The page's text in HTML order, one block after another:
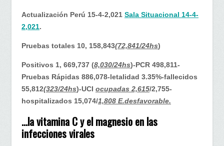
Actualización Perú 15-4-2,021 Sala Situacional 14-4-
2,021.
Pruebas totales 10, 158,843(72,841/24hs)
Positivos 1, 669,737 (8,030/24hs)-PCR 498,811-
Pruebas Rápidas 886,078-letalidad 3.35%-fallecidos
55,812(323/24hs)-UCI ocupadas 2,615/2,755-
hospitalizados 15,074/1,808 E.desfavorable.
…la vitamina C y el magnesio en las
infecciones virales